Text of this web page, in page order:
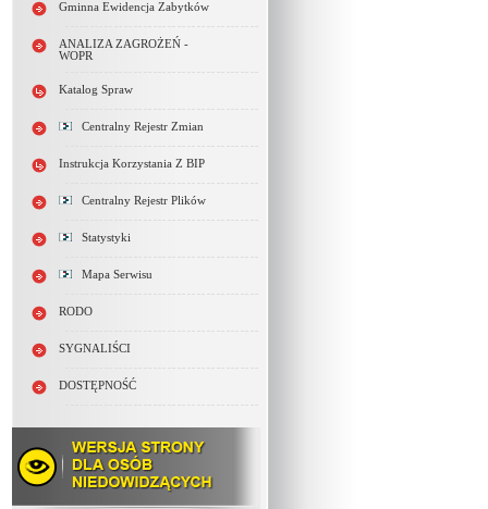
Gminna Ewidencja Zabytków
ANALIZA ZAGROŻEŃ -
WOPR
Katalog Spraw
Centralny Rejestr Zmian
Instrukcja Korzystania Z BIP
Centralny Rejestr Plików
Statystyki
Mapa Serwisu
RODO
SYGNALIŚCI
DOSTĘPNOŚĆ